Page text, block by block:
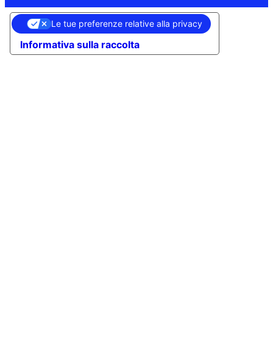
Informativa sulla raccolta
Le tue preferenze relative alla privacy